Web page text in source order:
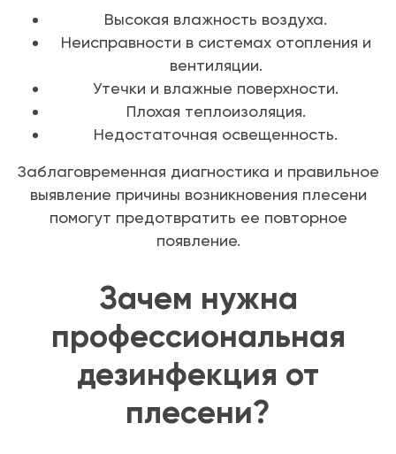
Высокая влажность воздуха.
Неисправности в системах отопления и
вентиляции.
Утечки и влажные поверхности.
Плохая теплоизоляция.
Недостаточная освещенность.
Заблаговременная диагностика и правильное
выявление причины возникновения плесени
помогут предотвратить ее повторное
появление.
Зачем нужна
профессиональная
дезинфекция от
плесени?